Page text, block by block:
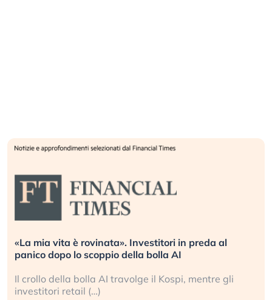
«La mia vita è rovinata». Investitori in preda al
panico dopo lo scoppio della bolla AI
Il crollo della bolla AI travolge il Kospi, mentre gli
investitori retail (…)